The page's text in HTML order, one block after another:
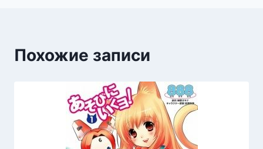
Похожие записи